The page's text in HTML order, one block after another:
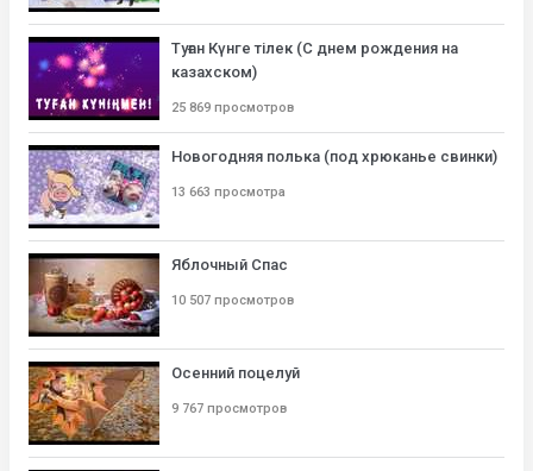
Туған Күнге тілек (С днем рождения на
казахском)
25 869 просмотров
Новогодняя полька (под хрюканье свинки)
13 663 просмотра
Яблочный Спас
10 507 просмотров
Осенний поцелуй
9 767 просмотров